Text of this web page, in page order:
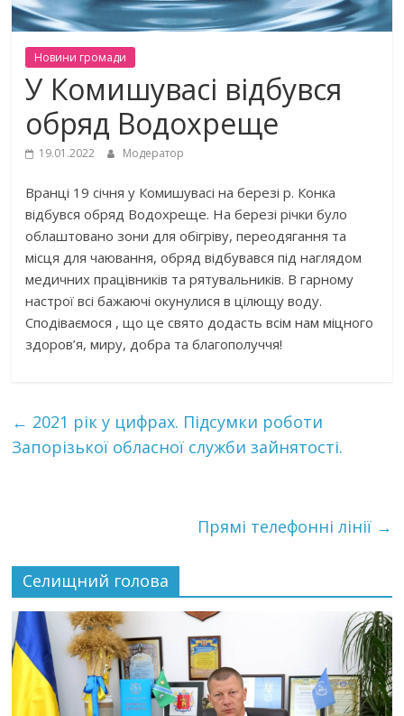
Новини громади
У Комишувасі відбувся
обряд Водохреще
19.01.2022 Модератор
Вранці 19 січня у Комишувасі на березі р. Конка
відбувся обряд Водохреще. На березі річки було
облаштовано зони для обігріву, переодягання та
місця для чаювання, обряд відбувався під наглядом
медичних працівників та рятувальників. В гарному
настрої всі бажаючі окунулися в цілющу воду.
Сподіваємося , що це свято додасть всім нам міцного
здоров’я, миру, добра та благополуччя!
← 2021 рік у цифрах. Підсумки роботи
Запорізької обласної служби зайнятості.
Прямі телефонні лінії →
Селищний голова